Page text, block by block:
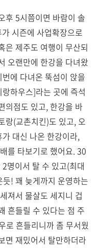
후 5시쯤이면 바람이 솔
시즌에 사업확장으로
은 제주도 여행이 무산되
오랜만에 한강을 다녀왔
에 다녀온 뚝섬이 앉을
하우스]라는 곳에 즉석
의점도 있고, 한강을 바
랑(교촌치킨)도 있고, 오
대신 나온 한강이라,
를 타보기로 했어요. 30
명이서 탈 수 있고(최대
! 꽤 늦게까지 운영하는
져서 물살도 세지니 겁
흔들릴 수 있다는 점 주
로 흔들리니까 좀 무서웠
면 재밌어서 탈만하더라